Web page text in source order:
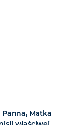
Panna, Matka